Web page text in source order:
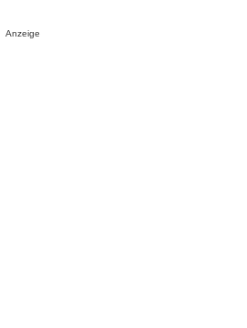
Anzeige